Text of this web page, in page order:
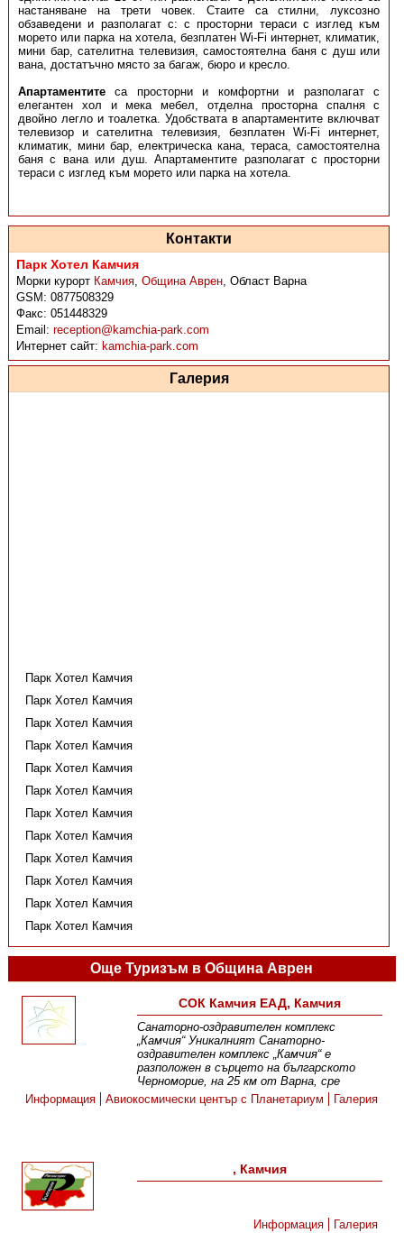
настаняване на трети човек. Стаите са стилни, луксозно
обзаведени и разполагат с: с просторни тераси с изглед към
морето или парка на хотела, безплатен Wi-Fi интернет, климатик,
мини бар, сателитна телевизия, самостоятелна баня с душ или
вана, достатъчно място за багаж, бюро и кресло.
Апартаментитеса просторни и комфортни и разполагат с
елегантен хол и мека мебел, отделна просторна спалня с
двойно легло и тоалетка. Удобствата в апартаментите включват
телевизор и сателитна телевизия, безплатен Wi-Fi интернет,
климатик, мини бар, електрическа кана, тераса, самостоятелна
баня с вана или душ. Апартаментите разполагат с просторни
тераси с изглед към морето или парка на хотела.
Контакти
Парк Хотел Камчия
Морки курорт Камчия,Община Аврен,Област Варна
GSM:0877508329
Факс:051448329
Email:reception@kamchia-park.com
Интернет сайт: kamchia-park.com
Галерия
Парк Хотел Камчия
Парк Хотел Камчия
Парк Хотел Камчия
Парк Хотел Камчия
Парк Хотел Камчия
Парк Хотел Камчия
Парк Хотел Камчия
Парк Хотел Камчия
Парк Хотел Камчия
Парк Хотел Камчия
Парк Хотел Камчия
Парк Хотел Камчия
Още Туризъм в Община Аврен
СОК Камчия ЕАД, Камчия
Санаторно-оздравителен комплекс
„Камчия“ Уникалният Санаторно-
оздравителен комплекс „Камчия“ е
разположен в сърцето на българското
Черноморие, на 25 км от Варна, сре
Информация
Авиокосмически център с Планетариум Галерия
, Камчия
Информация Галерия